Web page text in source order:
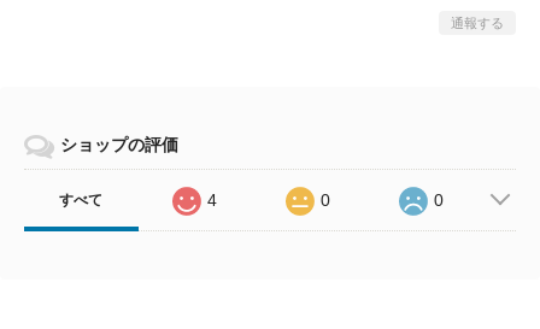
通報する
ショップの評価
すべて 4 0 0